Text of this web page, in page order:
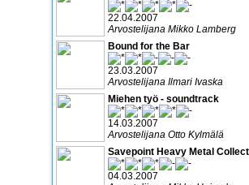
22.04.2007
Arvostelijana Mikko Lamberg
Bound for the Bar
23.03.2007
Arvostelijana Ilmari Ivaska
Miehen työ - soundtrack
14.03.2007
Arvostelijana Otto Kylmälä
Savepoint Heavy Metal
04.03.2007